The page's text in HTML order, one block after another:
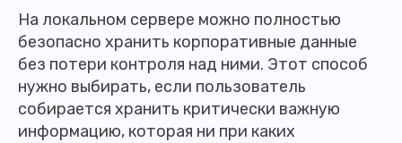
На локальном сервере можно полностью
безопасно хранить корпоративные данные
без потери контроля над ними. Этот способ
нужно выбирать, если пользователь
собирается хранить критически важную
информацию, которая ни при каких